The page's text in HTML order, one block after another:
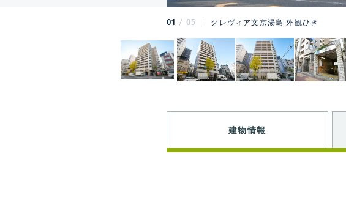
01 05 クレヴィア文京湯島 外観ひき
建物情報